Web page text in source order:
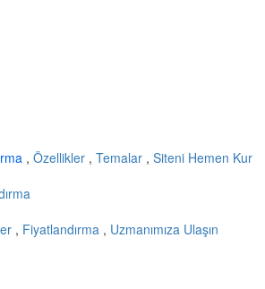
, Özellikler , Temalar , Siteni Hemen Kur
, Fiyatlandırma , Uzmanımıza Ulaşın